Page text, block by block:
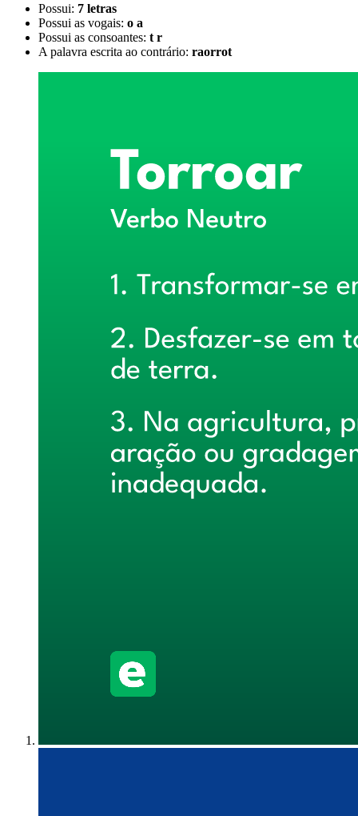
Possui: 7 letras
Possui as vogais: o a
Possui as consoantes: t r
A palavra escrita ao contrário: raorrot